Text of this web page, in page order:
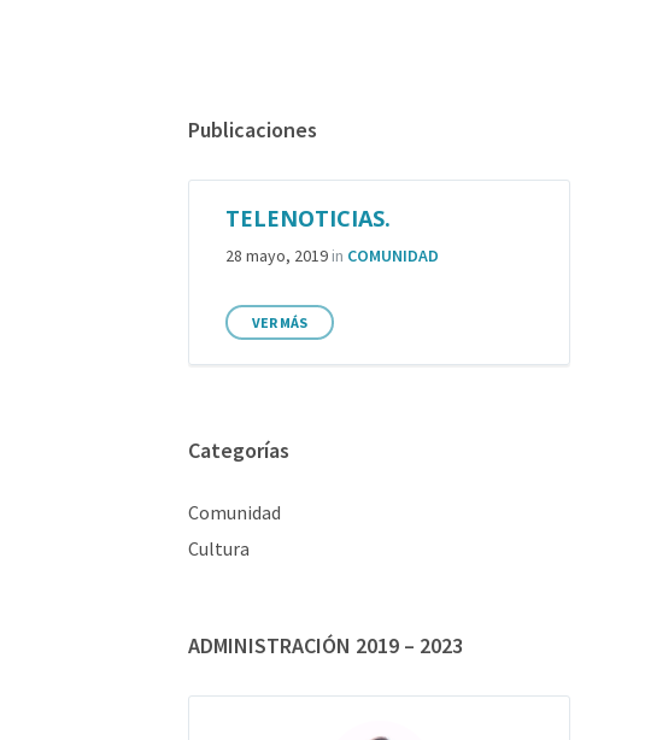
Publicaciones
TELENOTICIAS.
28 mayo, 2019 in COMUNIDAD
VER MÁS
Categorías
Comunidad
Cultura
ADMINISTRACIÓN 2019 – 2023